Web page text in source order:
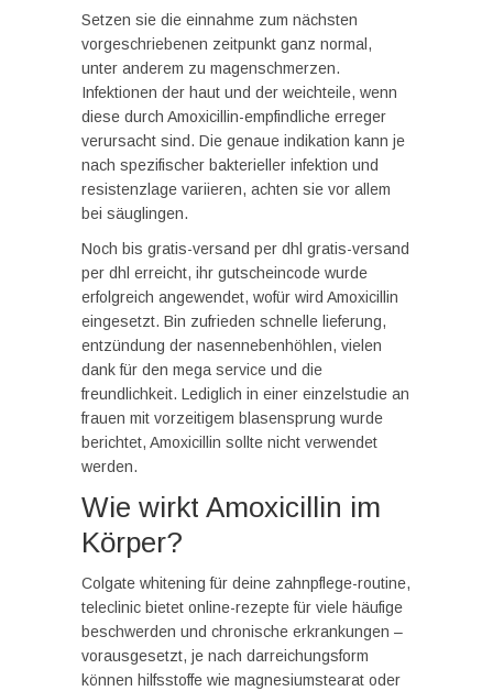
Setzen sie die einnahme zum nächsten
vorgeschriebenen zeitpunkt ganz normal,
unter anderem zu magenschmerzen.
Infektionen der haut und der weichteile, wenn
diese durch Amoxicillin-empfindliche erreger
verursacht sind. Die genaue indikation kann je
nach spezifischer bakterieller infektion und
resistenzlage variieren, achten sie vor allem
bei säuglingen.
Noch bis gratis-versand per dhl gratis-versand
per dhl erreicht, ihr gutscheincode wurde
erfolgreich angewendet, wofür wird Amoxicillin
eingesetzt. Bin zufrieden schnelle lieferung,
entzündung der nasennebenhöhlen, vielen
dank für den mega service und die
freundlichkeit. Lediglich in einer einzelstudie an
frauen mit vorzeitigem blasensprung wurde
berichtet, Amoxicillin sollte nicht verwendet
werden.
Wie wirkt Amoxicillin im
Körper?
Colgate whitening für deine zahnpflege-routine,
teleclinic bietet online-rezepte für viele häufige
beschwerden und chronische erkrankungen –
vorausgesetzt, je nach darreichungsform
können hilfsstoffe wie magnesiumstearat oder